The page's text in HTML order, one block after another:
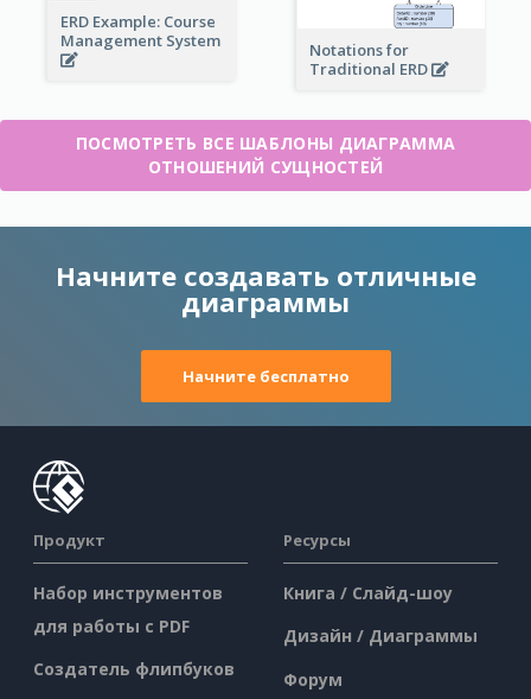
ERD Example: Course
Management System
Notations for
Traditional ERD
ПОСМОТРЕТЬ ВСЕ ШАБЛОНЫ ДИАГРАММА
ОТНОШЕНИЙ СУЩНОСТЕЙ
Начните создавать отличные
диаграммы
Начните бесплатно
Продукт
Набор инструментов
для работы с PDF
Создатель флипбуков
Ресурсы
Книга / Слайд-шоу
Дизайн / Диаграммы
Форум